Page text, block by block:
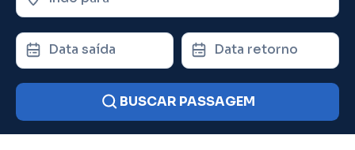
Data saída Data retorno
BUSCAR PASSAGEM